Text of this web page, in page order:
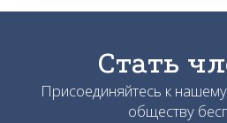
Стать
Присоединяйтесь к
обществу